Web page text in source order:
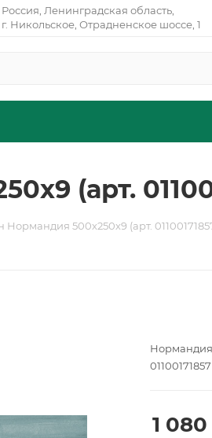
Россия, Ленинградская область,
г. Никольское, Отрадненское шоссе, 1
(арт.
Нормандия 500х250х9 (арт.
Нормандия
01100171857
1 080